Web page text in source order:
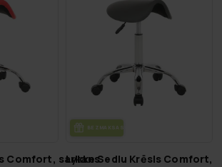
Comfort, sarkans
BEZ­MAK­SAS PIE­GĀ­DE
Lykke Sedlu Krēsls Comfort,